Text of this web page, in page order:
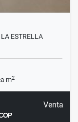
ESTRELLA
m2
Venta